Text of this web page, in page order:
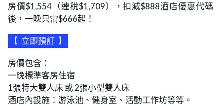
房價$1,554（連稅$1,709），扣減$888酒店優惠代碼
後，一晚只需$666起！
【 立即預訂 】
房價包含：
一晚標準客房住宿
1張特大雙人床 或 2張小型雙人床
酒店內設施：游泳池、健身室、活動工作坊等等。